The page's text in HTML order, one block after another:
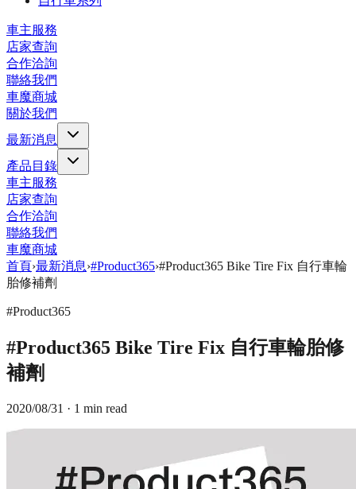
車主服務
店家查詢
合作洽詢
聯絡我們
車魔商城
關於我們
最新消息
產品目錄
車主服務
店家查詢
合作洽詢
聯絡我們
車魔商城
首頁›最新消息›#Product365›#Product365 Bike Tire Fix 自行車輪
胎修補劑
#Product365
#Product365 Bike Tire Fix 自行車輪胎修
補劑
2020/08/31 · 1 min read